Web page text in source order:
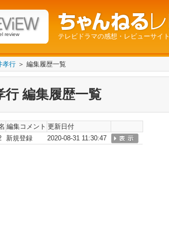
review テレビドラマの感想・レビューサイト
孝行 ＞ 編集履歴一覧
行 編集履歴一覧
編集コメント 更新日付
新規登録 2020-08-31 11:30:47